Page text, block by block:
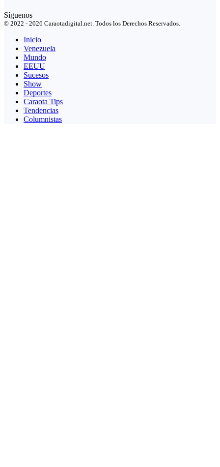
Síguenos
© 2022 - 2026 Caraotadigital.net. Todos los Derechos Reservados.
Inicio
Venezuela
Mundo
EEUU
Sucesos
Show
Deportes
Caraota Tips
Tendencias
Columnistas